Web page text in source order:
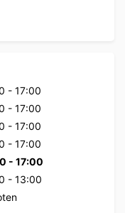
- 17:00
- 17:00
- 17:00
- 17:00
- 17:00
- 13:00